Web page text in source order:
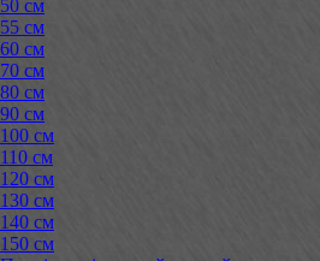
50 см
55 см
60 см
70 см
80 см
90 см
100 см
110 см
120 см
130 см
140 см
150 см